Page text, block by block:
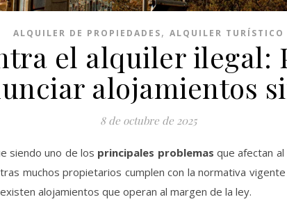
ALQUILER DE PROPIEDADES, ALQUILER TURÍSTICO
el alquiler ilegal:
alojamientos
8 de octubre de 2025
siendo uno de los principales problemas que afectan al
muchos propietarios cumplen con la normativa
alojamientos que operan al margen de la ley.